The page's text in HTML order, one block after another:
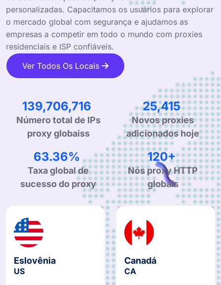
personalizadas. Capacitamos os usuários para explorar
o mercado global com segurança e ajudamos as
empresas a competir em todo o mundo com proxies
residenciais e ISP confiáveis.
Ver Todos Os Locais
220,258,337
Número total de IPs
proxy globaiss
40,070
Novos proxies
adicionados hoje
99.90%
Taxa global de
sucesso do proxy
190+
Nós proxy HTTP
globais
Eslovênia
US
Canadá
CA